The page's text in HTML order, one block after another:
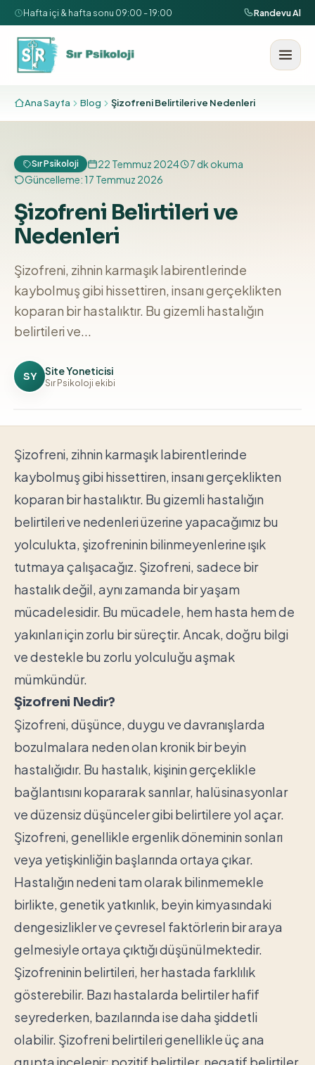
İçeriğe geç
Hafta içi & hafta sonu 09:00 - 19:00 Randevu Al
Ana Sayfa Blog Şizofreni Belirtileri ve Nedenleri
Sır Psikoloji 22 Temmuz 2024 7dk okuma
Güncelleme:17 Temmuz 2026
Şizofreni Belirtileri ve
Nedenleri
Şizofreni, zihnin karmaşık labirentlerinde
kaybolmuş gibi hissettiren, insanı gerçeklikten
koparan bir hastalıktır. Bu gizemli hastalığın
belirtileri ve...
SY Site Yoneticisi
Sır Psikoloji ekibi
Şizofreni, zihnin karmaşık labirentlerinde
kaybolmuş gibi hissettiren, insanı gerçeklikten
koparan bir hastalıktır. Bu gizemli hastalığın
belirtileri ve nedenleri üzerine yapacağımız bu
yolculukta, şizofreninin bilinmeyenlerine ışık
tutmaya çalışacağız. Şizofreni, sadece bir
hastalık değil, aynı zamanda bir yaşam
mücadelesidir. Bu mücadele, hem hasta hem de
yakınları için zorlu bir süreçtir. Ancak, doğru bilgi
ve destekle bu zorlu yolculuğu aşmak
mümkündür.
Şizofreni Nedir?
Şizofreni, düşünce, duygu ve davranışlarda
bozulmalara neden olan kronik bir beyin
hastalığıdır. Bu hastalık, kişinin gerçeklikle
bağlantısını kopararak sanrılar, halüsinasyonlar
ve düzensiz düşünceler gibi belirtilere yol açar.
Şizofreni, genellikle ergenlik döneminin sonları
veya yetişkinliğin başlarında ortaya çıkar.
Hastalığın nedeni tam olarak bilinmemekle
birlikte, genetik yatkınlık, beyin kimyasındaki
dengesizlikler ve çevresel faktörlerin bir araya
gelmesiyle ortaya çıktığı düşünülmektedir.
Şizofreninin belirtileri, her hastada farklılık
gösterebilir. Bazı hastalarda belirtiler hafif
seyrederken, bazılarında ise daha şiddetli
olabilir. Şizofreni belirtileri genellikle üç ana